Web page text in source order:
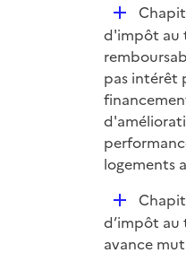
D
é
p
l
i
e
r
d'impôt au
pas intérêt
logements
D
é
p
d’impôt
avance